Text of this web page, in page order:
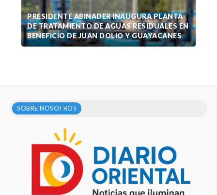
PRESIDENTE ABINADER INAUGURA PLANTA
DE TRATAMIENTO DE AGUAS RESIDUALES EN
BENEFICIO DE JUAN DOLIO Y GUAYACANES
SOBRE NOSOTROS